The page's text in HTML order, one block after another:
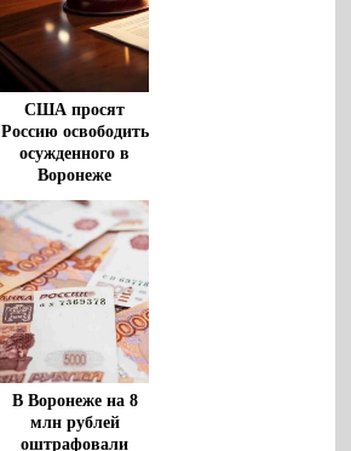
США просят
Россию освободить
осужденного в
Воронеже
американца
Роберта Гилмана
В Воронеже на 8
млн рублей
оштрафовали